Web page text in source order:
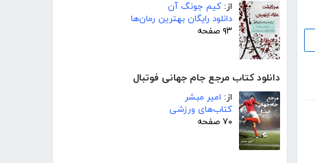
از: کیم جونگ آن
دانلود رایگان بهترین رمان‌ها
۹۳ صفحه
دانلود کتاب مرجع جام جهانی فوتبال
از: امیر مبشر
کتاب‌های ورزشی
۷۰ صفحه